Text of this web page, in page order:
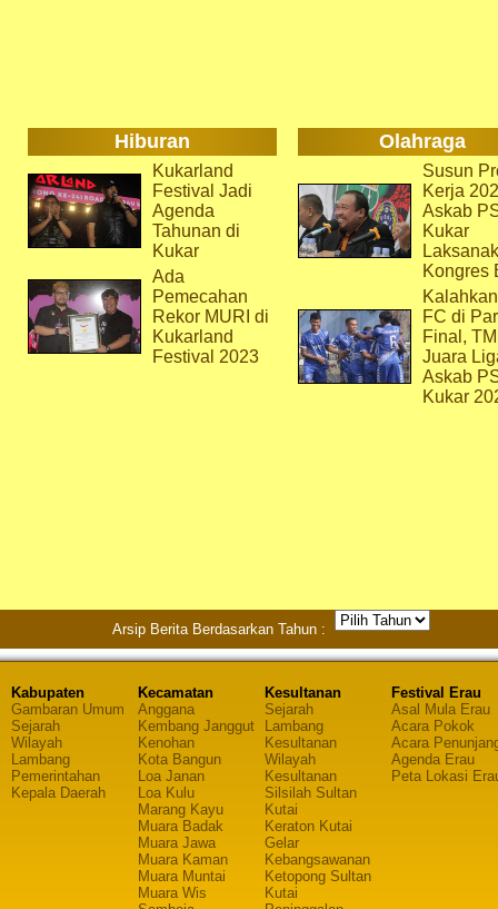
Hiburan Olahraga
Kukarland
Festival Jadi
Agenda
Tahunan di
Kukar
Ada
Pemecahan
Rekor MURI di
Kukarland
Festival 2023
Susun
Kerja
Askab
Kukar
Kongres
FC di
Final,
Juara
Askab
Kukar
Arsip Berita Berdasarkan Tahun :
Kabupaten
Gambaran Umum
Sejarah
Wilayah
Lambang
Pemerintahan
Kepala Daerah
Kecamatan
Anggana
Kembang Janggut
Kenohan
Kota Bangun
Loa Janan
Loa Kulu
Marang Kayu
Muara Badak
Muara Jawa
Muara Kaman
Muara Muntai
Muara Wis
Kesultanan
Sejarah
Lambang
Kesultanan
Wilayah
Kesultanan
Silsilah Sultan
Kutai
Keraton Kutai
Gelar
Kebangsawanan
Ketopong Sultan
Kutai
Festival Erau
Asal Mula Erau
Acara Pokok
Acara
Agenda Erau
Peta Lokasi